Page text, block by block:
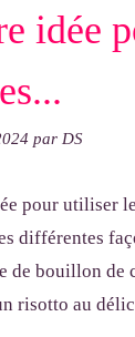
idée
par DS
différentes
de bouillon de
risotto au